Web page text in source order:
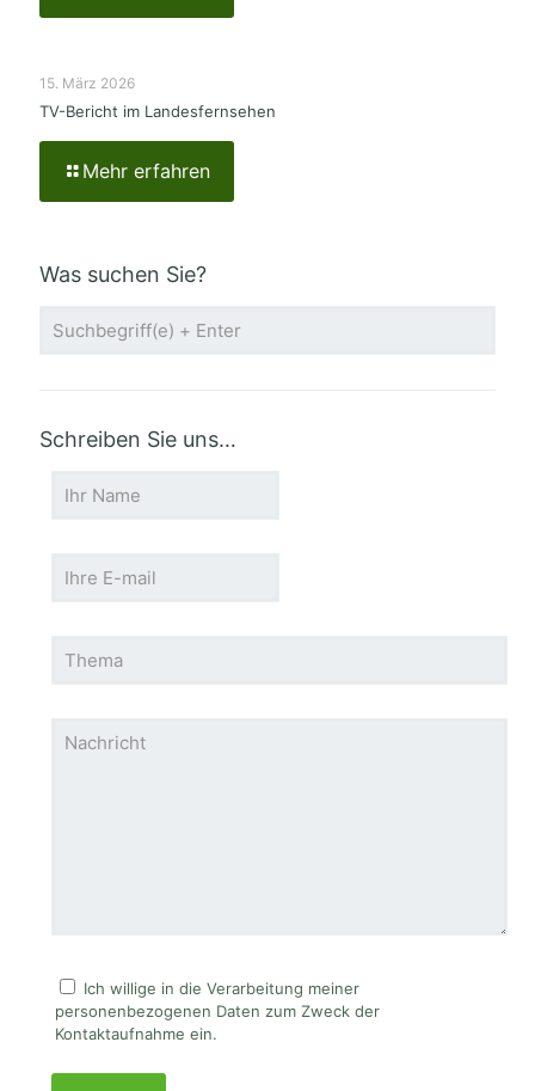
15. März 2026
TV-Bericht im Landesfernsehen
Mehr erfahren
Was suchen Sie?
Schreiben Sie uns…
Ich willige in die Verarbeitung meiner
personenbezogenen Daten zum Zweck der
Kontaktaufnahme ein.
Please